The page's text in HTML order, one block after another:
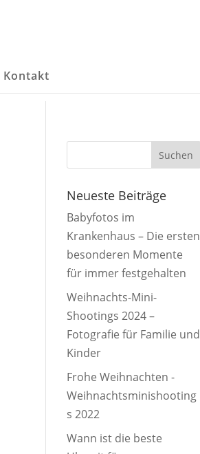
Kontakt
Neueste Beiträge
Babyfotos im
Krankenhaus – Die ersten
besonderen Momente
für immer festgehalten
Weihnachts-Mini-
Shootings 2024 –
Fotografie für Familie und
Kinder
Frohe Weihnachten -
Weihnachtsminishooting
s 2022
Wann ist die beste